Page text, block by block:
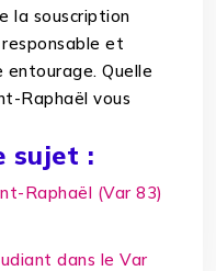
la souscription
et
Quelle
Raphaël vous
sujet :
Raphaël (Var 83)
dans le Var